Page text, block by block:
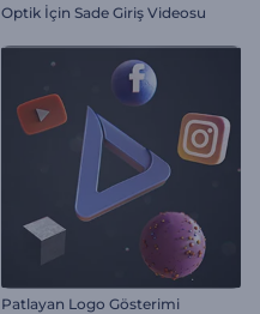
Optik İçin Sade Giriş Videosu
Patlayan Logo Gösterimi